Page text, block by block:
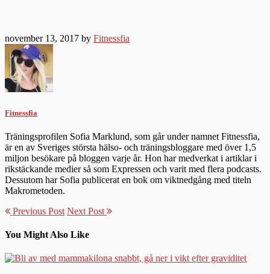
november 13, 2017 by Fitnessfia
Fitnessfia
Träningsprofilen Sofia Marklund, som går under namnet Fitnessfia,
är en av Sveriges största hälso- och träningsbloggare med över 1,5
miljon besökare på bloggen varje år. Hon har medverkat i artiklar i
rikstäckande medier så som Expressen och varit med flera podcasts.
Dessutom har Sofia publicerat en bok om viktnedgång med titeln
Makrometoden.
Previous Post Next Post
You Might Also Like